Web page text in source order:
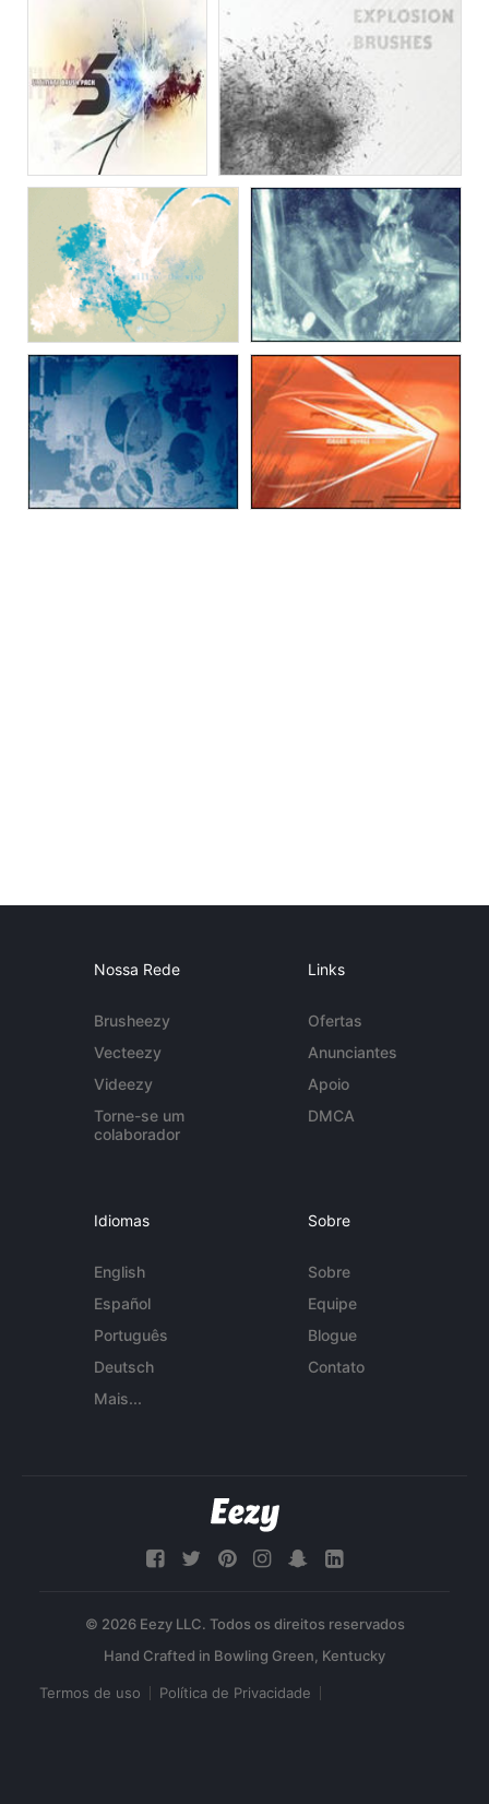
Nossa Rede
Brusheezy
Vecteezy
Videezy
Torne-se um
colaborador
Links
Ofertas
Anunciantes
Apoio
DMCA
Idiomas
English
Español
Português
Deutsch
Mais...
Sobre
Sobre
Equipe
Blogue
Contato
© 2026 Eezy LLC. Todos os direitos reservados
Termos de uso Política de Privacidade